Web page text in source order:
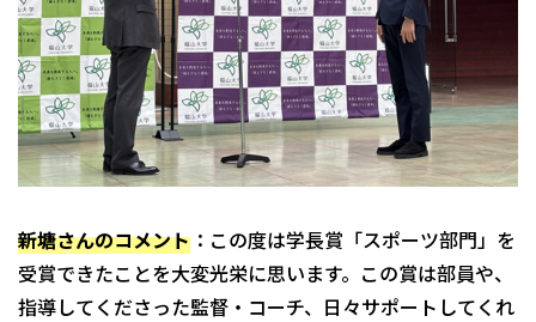
新塘さんのコメント ：この度は学長賞「スポーツ部門」を
受賞できたことを大変光栄に思います。この賞は部員や、
指導してくださった監督・コーチ、日々サポートしてくれ